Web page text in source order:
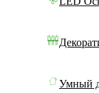
Умный